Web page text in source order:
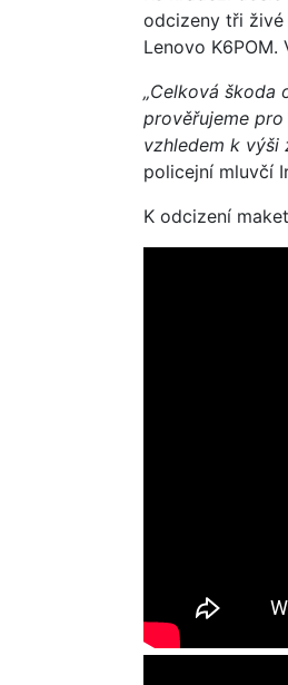
odcizeny tři živé
Lenovo
„Celková škoda
prověřujeme
vzhledem k výši
policejní mluvčí
K odcizení